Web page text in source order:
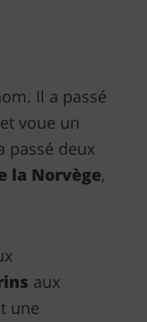
Il a passé
voue un
passé deux
la Norvège,
aux
une